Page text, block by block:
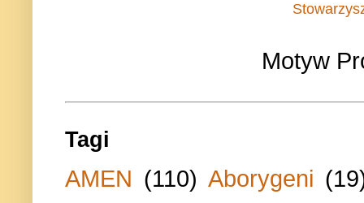
Motyw
Tagi
AMEN (110) Aborygeni